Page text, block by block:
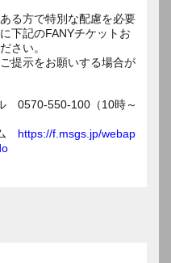
る方で特別な配慮を必要
下記のFANYチケットお
さい。
提示をお願いする場合が
0570-550-100（10時～
https://f.msgs.jp/webap